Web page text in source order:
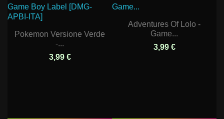
Pokemon Versione Verde
-...
3,99 €
Adventures Of Lolo -
Game...
3,99 €